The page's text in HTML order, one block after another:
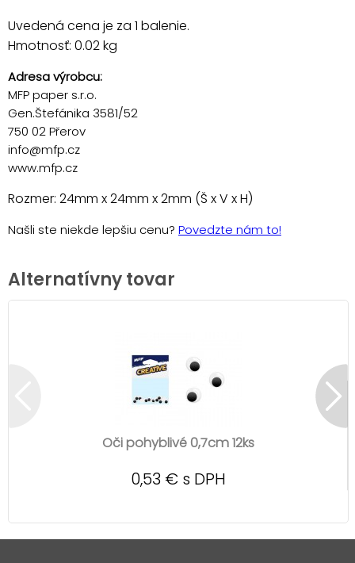
Uvedená cena je za 1 balenie.
Hmotnosť: 0.02 kg
Adresa výrobcu:
MFP paper s.r.o.
Gen.Štefánika 3581/52
750 02 Přerov
info@mfp.cz
www.mfp.cz
Rozmer: 24mm x 24mm x 2mm (Š x V x H)
Našli ste niekde lepšiu cenu? Povedzte nám to!
Alternatívny tovar
Oči pohyblivé 0,7cm 12ks
0,53 € s DPH